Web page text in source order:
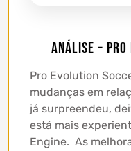
Análise –
Pro Evolution
mudanças em
já surpreendeu,
está mais
Engine. As